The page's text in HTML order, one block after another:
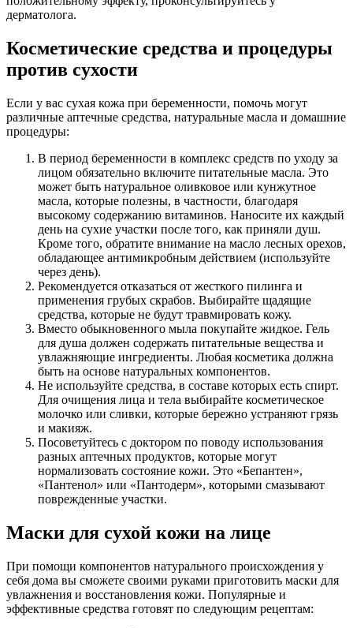
дерматолога.
Косметические средства и процедуры
против сухости
Если у вас сухая кожа при беременности, помочь могут
различные аптечные средства, натуральные масла и домашние
процедуры:
В период беременности в комплекс средств по уходу за
лицом обязательно включите питательные масла. Это
может быть натуральное оливковое или кунжутное
масла, которые полезны, в частности, благодаря
высокому содержанию витаминов. Наносите их каждый
день на сухие участки после того, как приняли душ.
Кроме того, обратите внимание на масло лесных орехов,
обладающее антимикробным действием (используйте
через день).
Рекомендуется отказаться от жесткого пилинга и
применения грубых скрабов. Выбирайте щадящие
средства, которые не будут травмировать кожу.
Вместо обыкновенного мыла покупайте жидкое. Гель
для душа должен содержать питательные вещества и
увлажняющие ингредиенты. Любая косметика должна
быть на основе натуральных компонентов.
Не используйте средства, в составе которых есть спирт.
Для очищения лица и тела выбирайте косметическое
молочко или сливки, которые бережно устраняют грязь
и макияж.
Посоветуйтесь с доктором по поводу использования
разных аптечных продуктов, которые могут
нормализовать состояние кожи. Это «Бепантен»,
«Пантенол» или «Пантодерм», которыми смазывают
поврежденные участки.
Маски для сухой кожи на лице
При помощи компонентов натурального происхождения у
себя дома вы сможете своими руками приготовить маски для
увлажнения и восстановления кожи. Популярные и
эффективные средства готовят по следующим рецептам: